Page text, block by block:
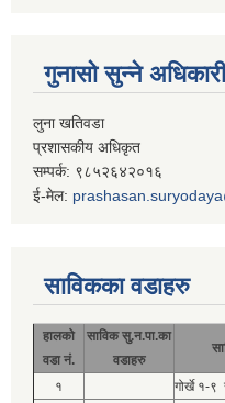
गुनासो सुन्ने अधिकारी
लुना खतिवडा
प्रशासकीय अधिकृत
सम्पर्क: ९८५२६४२०१६
ई-मेल:
साविकका वडाहरु
हालको
वडा नं.
साविक सु.न.पा.का
वडाहरु
१ गोर्खे १-९